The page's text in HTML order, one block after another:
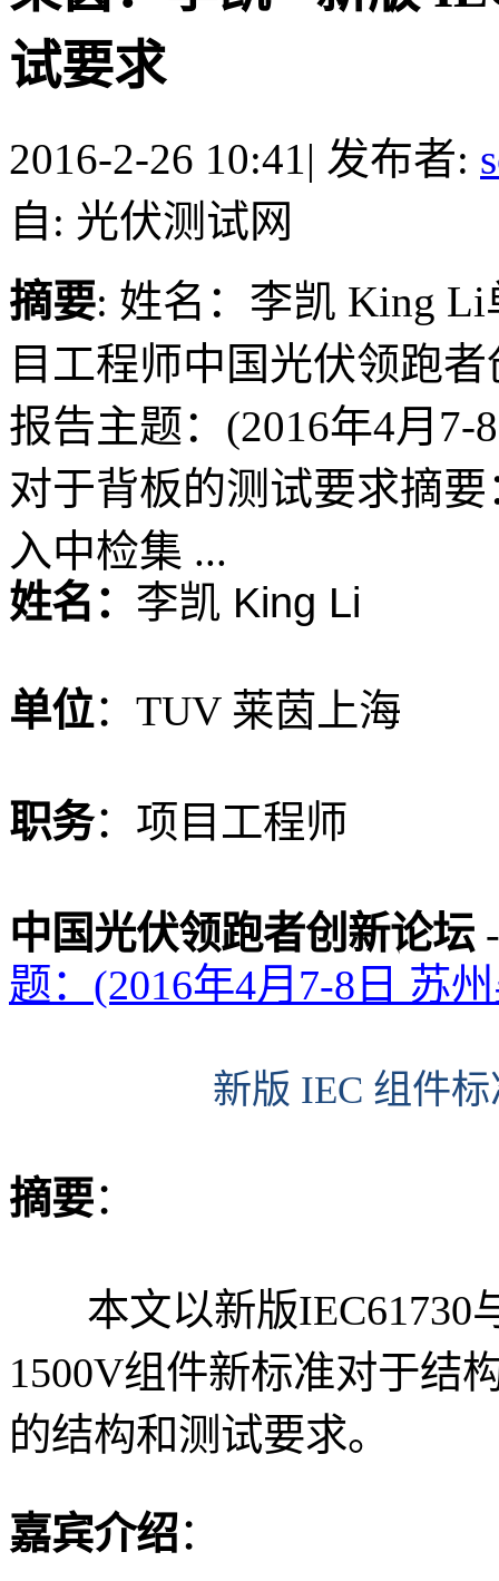
试要求
2016-2-26 10:41| 发布者:
自: 光伏测试网
摘要: 姓名：李凯 King
目工程师中国光伏领跑
报告主题：(2016年4月
对于背板的测试要求摘
入中检集 ...
姓名： 李凯 King Li
单位：TUV 莱茵上海
职务：项目工程师
中国光伏领跑者创新论坛
题：(2016年4月7-8日 苏
新版 IEC 组件
摘要：
本文以新版IEC61730
1500V组件新标准对于结
的结构和测试要求。
嘉宾介绍：